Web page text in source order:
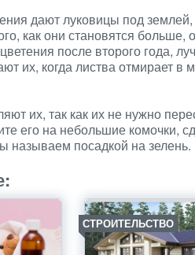
дают луковицы под
как они становятся
после второго года,
их, когда листва отмирает в
их, так как их не нужно
его на небольшие комочки,
называем посадкой на зелень.
СТРОИТЕЛЬСТВО